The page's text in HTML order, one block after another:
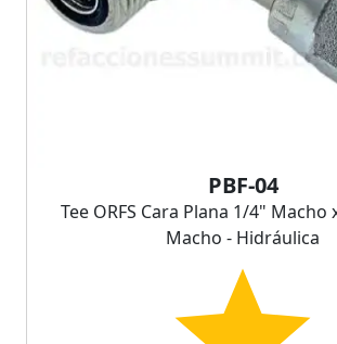
PBF-04
Tee ORFS Cara Plana 1/4" Macho
Macho - Hidráulica